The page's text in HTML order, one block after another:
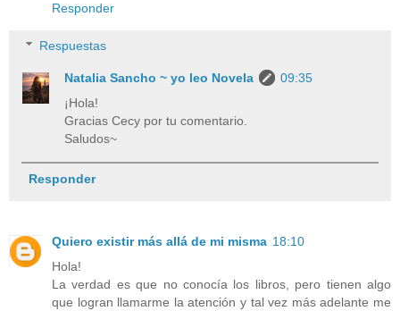
Responder
Respuestas
Natalia Sancho ~ yo leo Novela
09:35
¡Hola!
Gracias Cecy por tu comentario.
Saludos~
Responder
Quiero existir más allá de mi misma 18:10
Hola!
La verdad es que no conocía los libros, pero tienen algo
que logran llamarme la atención y tal vez más adelante me